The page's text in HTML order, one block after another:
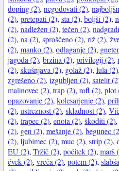
doping (2), negodovati (2),
(2), pretepati (2), sta (2), boljši (2),
(2), nadležen (2), tečen (2),
(2), na (2), sproščeno (2), riž (2),
(2), manko (2), odlaganje (2),
jagoda (2), brzina (2), privilegij (2),
(2), skušnjava (2), golaž (2), lula (2)
zgrešeno (2), izgubljen (2), satelit
malinovec (2), trap (2), rofl (2), plot
opazovanje (2), kolesarjenje (2),
(2), ustreznost (2), skladnost (2),
(2), trapec (2), enota (2), škoditi (2),
(2), gen (2), mešanje (2), begunec
(2), ljubimec (2), muc (2), strip (2),
EU (2), Tržič (2), počitek (2), marš
čvek (2), vreča (2), potem (2),